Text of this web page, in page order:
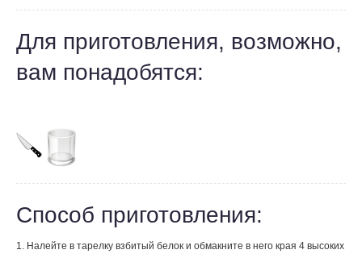
Для приготовления, возможно,
вам понадобятся:
Способ приготовления:
1. Налейте в тарелку взбитый белок и обмакните в него края 4 высоких